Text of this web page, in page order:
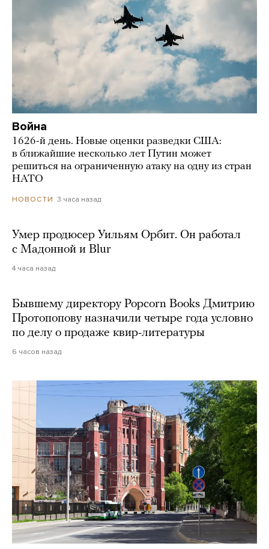
Война
1626-й день. Новые оценки разведки США:
в ближайшие несколько лет Путин может
решиться на ограниченную атаку на одну из стран
НАТО
НОВОСТИ 3 часа назад
Умер продюсер Уильям Орбит. Он работал
с Мадонной и Blur
4 часа назад
Бывшему директору Popcorn Books Дмитрию
Протопопову назначили четыре года условно
по делу о продаже квир-литературы
6 часов назад